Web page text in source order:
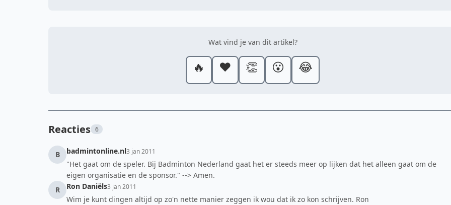
Wat vind je van dit artikel?
🔥 ❤️ 👏 😮 😂
Reacties 6
B badmintonline.nl3 jan 2011
"Het gaat om de speler. Bij Badminton Nederland gaat het er steeds meer op lijken dat het alleen gaat om de
eigen organisatie en de sponsor." --> Amen.
R
Ron Daniëls3 jan 2011
Wim je kunt dingen altijd op zo'n nette manier zeggen ik wou dat ik zo kon schrijven. Ron